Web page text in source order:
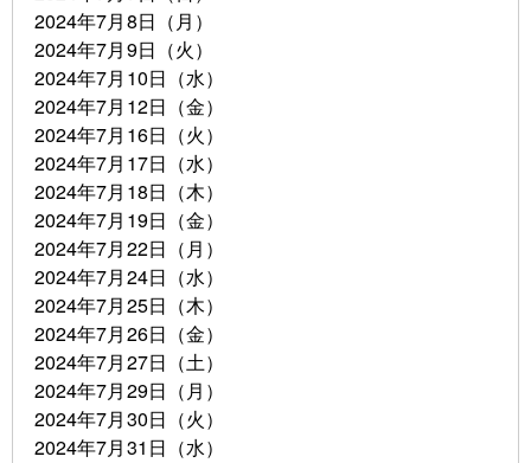
2024年7月8日（月）
2024年7月9日（火）
2024年7月10日（水）
2024年7月12日（金）
2024年7月16日（火）
2024年7月17日（水）
2024年7月18日（木）
2024年7月19日（金）
2024年7月22日（月）
2024年7月24日（水）
2024年7月25日（木）
2024年7月26日（金）
2024年7月27日（土）
2024年7月29日（月）
2024年7月30日（火）
2024年7月31日（水）